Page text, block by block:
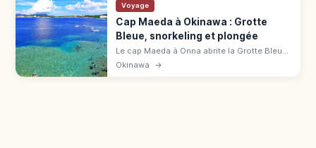
Voyage
Cap Maeda à Okinawa : Grotte
Bleue, snorkeling et plongée
Le cap Maeda à Onna abrite la Grotte Bleue
d'Okinawa, site réputé pour le snorkeling et
Okinawa →